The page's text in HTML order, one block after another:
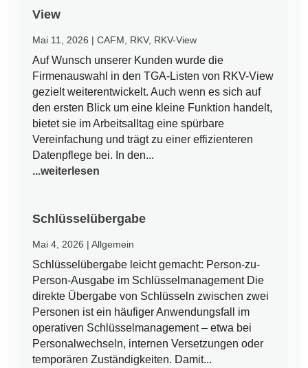
View
Mai 11, 2026 |CAFM RKV, RKV-View
Auf Wunsch unserer Kunden wurde die
Firmenauswahl in den TGA-Listen von RKV-View
gezielt weiterentwickelt. Auch wenn es sich auf
den ersten Blick um eine kleine Funktion handelt,
bietet sie im Arbeitsalltag eine spürbare
Vereinfachung und trägt zu einer effizienteren
Datenpflege bei. In den...
...weiterlesen
Schlüsselübergabe
Mai 4, 2026 |Allgemein
Schlüsselübergabe leicht gemacht: Person-zu-
Person-Ausgabe im Schlüsselmanagement Die
direkte Übergabe von Schlüsseln zwischen zwei
Personen ist ein häufiger Anwendungsfall im
operativen Schlüsselmanagement – etwa bei
Personalwechseln, internen Versetzungen oder
temporären Zuständigkeiten. Damit...